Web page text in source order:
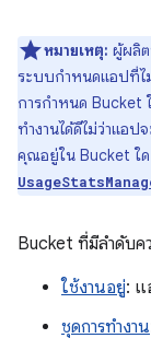
หมายเหตุ: ผู้ผลิ
ระบบกำหนดแอปที่ไ
การกำหนด Bucket
ทำงานได้ดีไม่ว่าแอป
คุณอยู่ใน Bucket ใด
Bucket ที่มีลำดับค
ใช้งานอยู่: แ
ชุดการทำงาน